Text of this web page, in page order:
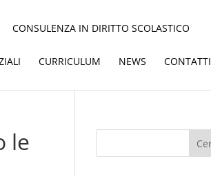
CONSULENZA IN DIRITTO SCOLASTICO
CURRICULUM NEWS CONTATTI
le